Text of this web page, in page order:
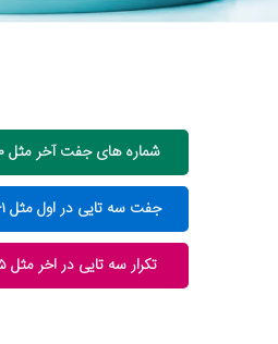
شماره های جفت آخر مثل ۲۰-۲۰-۱۲۳-۰۹۱۲
جفت سه تایی در اول مثل ۱-۲۹-۲۹-۲۹-۰۹۱۲
تکرار سه تایی در اخر مثل ۱۲۵-۱۲۵-۰-۰۹۱۲